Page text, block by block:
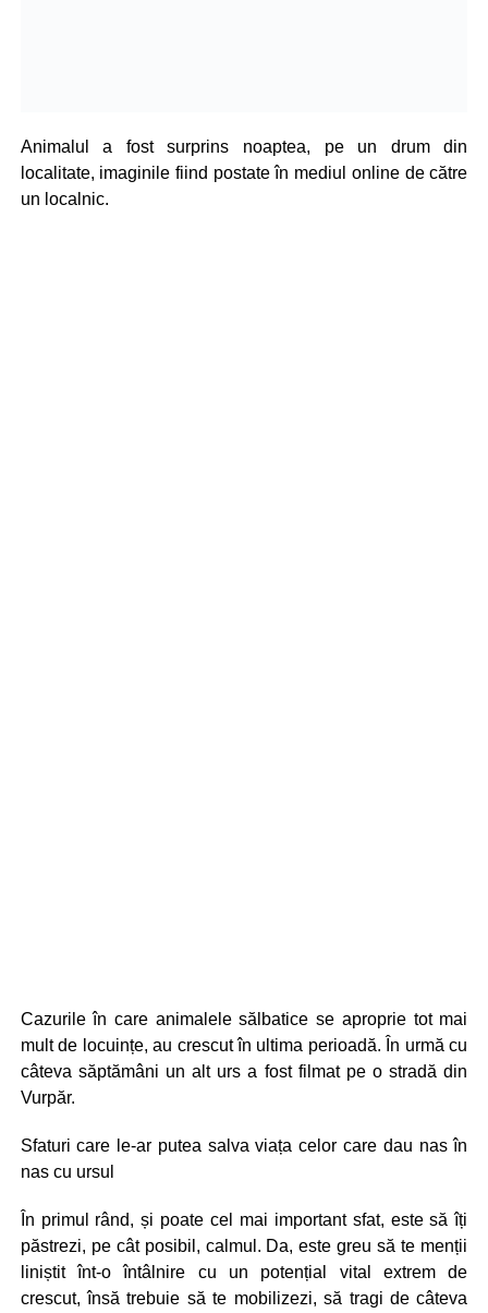
Animalul a fost surprins noaptea, pe un drum din
localitate, imaginile fiind postate în mediul online de către
un localnic.
Cazurile în care animalele sălbatice se aproprie tot mai
mult de locuințe, au crescut în ultima perioadă. În urmă cu
câteva săptămâni un alt urs a fost filmat pe o stradă din
Vurpăr.
Sfaturi care le-ar putea salva viața celor care dau nas în
nas cu ursul
În primul rând, și poate cel mai important sfat, este să îți
păstrezi, pe cât posibil, calmul. Da, este greu să te menții
liniștit înt-o întâlnire cu un potențial vital extrem de
crescut, însă trebuie să te mobilizezi, să tragi de câteva